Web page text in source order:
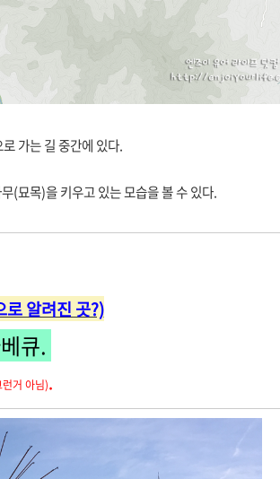
가는 길 중간에 있다.
(묘목)을 키우고 있는 모습을 볼 수 있다.
알려진 곳?)
큐.
거 아님).